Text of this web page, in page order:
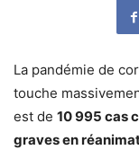
La pandémie de
touche
est de 10 995 cas
graves en